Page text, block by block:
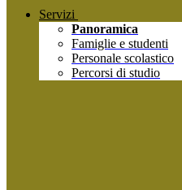
Servizi
Panoramica
Famiglie e studenti
Personale scolastico
Percorsi di studio